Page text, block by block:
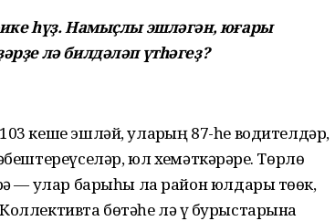
һүҙ. Намыҫлы эшләгән, юғары
лә билдәләп үтһәгеҙ?
кеше эшләй, уларҙың 87-һе водителдәр,
юл хеҙмәткәрҙәре. Төрлө
— улар барыһы ла район юлдары төҙөк,
бөтәһе лә үҙ бурыстарына